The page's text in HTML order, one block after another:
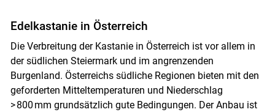
Edelkastanie in Österreich
Die Verbreitung der Kastanie in Österreich ist vor allem in
der südlichen Steiermark und im angrenzenden
Burgenland. Österreichs südliche Regionen bieten mit den
geforderten Mitteltemperaturen und Niederschlag
> 800 mm grundsätzlich gute Bedingungen. Der Anbau ist